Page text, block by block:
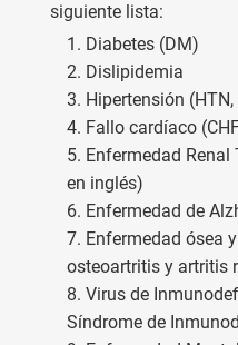
siguiente lista:
1. Diabetes (DM)
2. Dislipidemia
3. Hipertensión
4. Fallo cardíaco
5. Enfermedad Renal
en inglés)
6. Enfermedad de
7. Enfermedad ósea
osteoartritis y artritis
8. Virus de
Síndrome de